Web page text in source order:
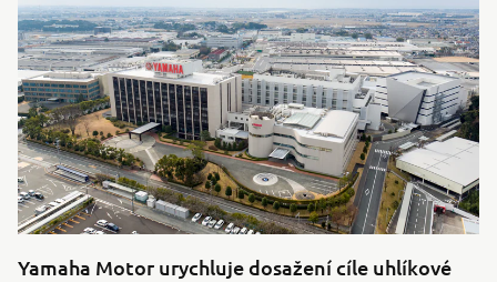
Yamaha Motor urychluje dosažení cíle uhlíkové